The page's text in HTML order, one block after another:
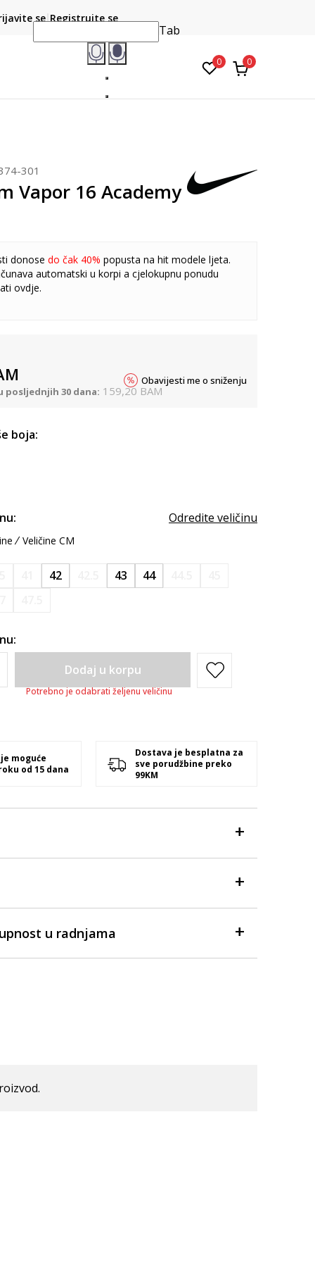
karticom online i preuzmite u prodavnici po vašem
se Registrujte se
Tab
0 0
301
Vapor 16 Academy
donose do čak 40% popusta na hit modele ljeta.
automatski u korpi a cjelokupnu ponudu
ovdje.
posljednjih 30 dana: 159,20 BAM
Obavijesti me o sniženju
boja:
Odredite veličinu
Veličine CM
42 43 44
Dodaj u korpu
Potrebno je odabrati željenu veličinu
moguće
od 15 dana
Dostava je besplatna za
sve porudžbine preko
99KM
u radnjama